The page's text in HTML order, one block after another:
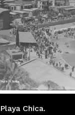
Chica.